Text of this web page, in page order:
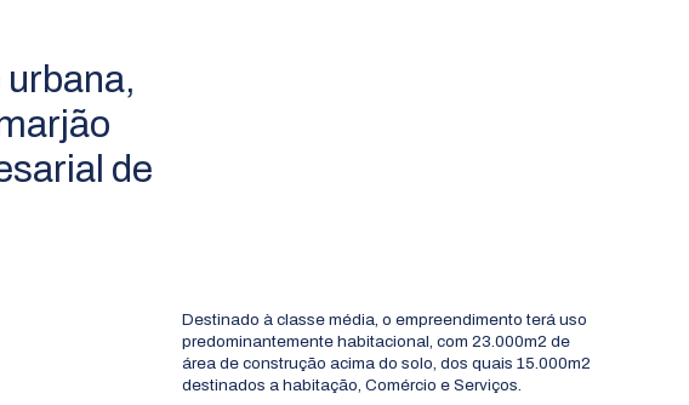
de
Destinado à classe média, o empreendimento terá uso
predominantemente habitacional, com 23.000m2 de
área de construção acima do solo, dos quais 15.000m2
destinados a habitação, Comércio e Serviços.